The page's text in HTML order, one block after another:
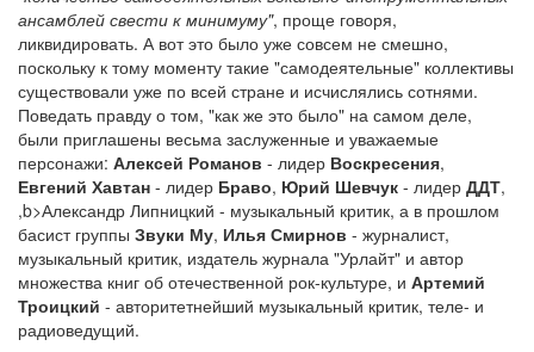
ансамблей свести к минимуму", проще говоря,
ликвидировать. А вот это было уже совсем не смешно,
поскольку к тому моменту такие "самодеятельные" коллективы
существовали уже по всей стране и исчислялись сотнями.
Поведать правду о том, "как же это было" на самом деле,
были приглашены весьма заслуженные и уважаемые
персонажи: Алексей Романов - лидер Воскресения,
Евгений Хавтан - лидер Браво, Юрий Шевчук - лидер ДДТ,
,b>Александр Липницкий - музыкальный критик, а в прошлом
басист группы Звуки Му, Илья Смирнов - журналист,
музыкальный критик, издатель журнала "Урлайт" и автор
множества книг об отечественной рок-культуре, и Артемий
Троицкий - авторитетнейший музыкальный критик, теле- и
радиоведущий.